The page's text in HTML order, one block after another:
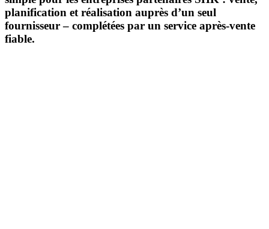
planification et réalisation auprès d’un seul
fournisseur – complétées par un service après-vente
fiable.